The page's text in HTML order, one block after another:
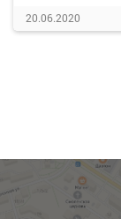
20.06.2020